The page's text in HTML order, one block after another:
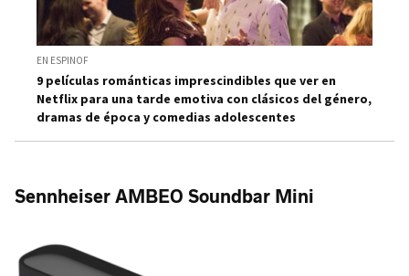
EN ESPINOF
9 películas románticas imprescindibles que ver en
Netflix para una tarde emotiva con clásicos del género,
dramas de época y comedias adolescentes
Sennheiser AMBEO Soundbar Mini